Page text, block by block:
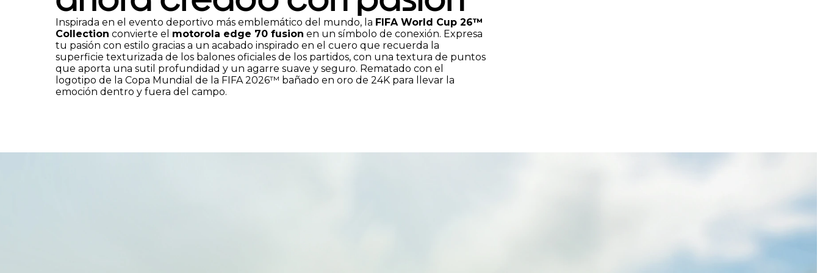
3
Inspirada en el evento deportivo más emblemático del mundo, la FIFA World Cup 26™
Collection convierte el motorola edge 70 fusion en un símbolo de conexión. Expresa
tu pasión con estilo gracias a un acabado inspirado en el cuero que recuerda la
superficie texturizada de los balones oficiales de los partidos, con una textura de puntos
que aporta una sutil profundidad y un agarre suave y seguro. Rematado con el
logotipo de la Copa Mundial de la FIFA 2026™ bañado en oro de 24K para llevar la
emoción dentro y fuera del campo.